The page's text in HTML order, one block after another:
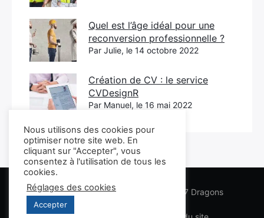
Quel est l’âge idéal pour une
reconversion professionnelle ?
Par Julie, le 14 octobre 2022
Création de CV : le service
CVDesignR
Par Manuel, le 16 mai 2022
Les conseils Business Marketing des 7 Dragons
Nous utilisons des cookies pour
optimiser notre site web. En
cliquant sur "Accepter", vous
consentez à l'utilisation de tous les
cookies.
Réglages des cookies
Accepter